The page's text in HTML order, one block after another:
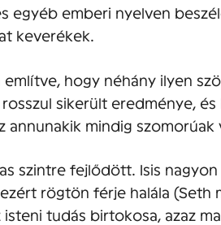
egyéb emberi nyelven
keverékek.
hogy néhány ilyen
sikerült eredménye,
annunakik mindig szomorúak
szintre fejlődött. Isis
rögtön férje halála (Seth
tudás birtokosa, azaz